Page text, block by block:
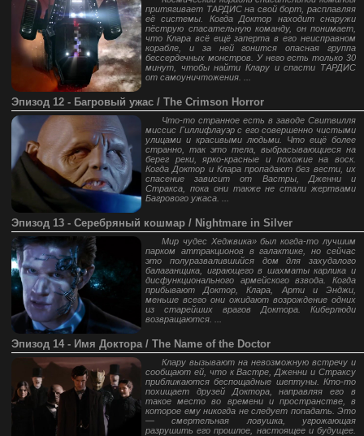
притягивает ТАРДИС на свой борт, расплавляя
её системы. Когда Доктор находит снаружи
пёструю спасательную команду, он понимает,
что Клара всё ещё заперта в его неисправном
корабле, и за ней гонится опасная группа
бессердечных монстров. У него есть только 30
минут, чтобы найти Клару и спасти ТАРДИС
от самоуничтожения. ...
Эпизод 12 - Багровый ужас / The Crimson Horror
Что-то странное есть в заводе Свитвилля
миссис Гиллифлауэр с его совершенно чистыми
улицами и красивыми людьми. Что ещё более
странно, так это тела, выбрасывающиеся на
берег реки, ярко-красные и похожие на воск.
Когда Доктор и Клара пропадают без вести, их
спасение зависит от Вастры, Дженни и
Стракса, пока они также не стали жертвами
Багрового ужаса. ...
Эпизод 13 - Серебряный кошмар / Nightmare in Silver
Мир чудес Хеджвика» был когда-то лучшим
парком аттракционов в галактике, но сейчас
это полуразвалившийся дом для захудалого
балаганщика, играющего в шахматы карлика и
дисфункционального армейского взвода. Когда
прибывают Доктор, Клара, Арти и Энджи,
меньше всего они ожидают возрождение одних
из старейших врагов Доктора. Киберлюди
возвращаются. ...
Эпизод 14 - Имя Доктора / The Name of the Doctor
Клару вызывают на невозможную встречу и
сообщают ей, что к Вастре, Дженни и Страксу
приближаются беспощадные шептуны. Кто-то
похищает друзей Доктора, направляя его в
такое место во времени и пространстве, в
которое ему никогда не следует попадать. Это
— смертельная ловушка, угрожающая
разрушить его прошлое, настоящее и будущее.